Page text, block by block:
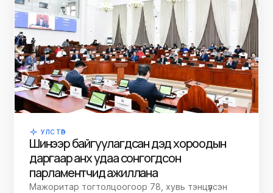
УЛС ТӨР
Шинээр байгуулагдсан дэд хороодын
даргаар анх удаа сонгогдсон
парламентчид ажиллана
Мажоритар тогтолцоогоор 78, хувь тэнцүүлсэн